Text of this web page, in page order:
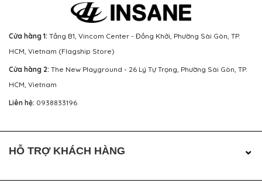
Cửa hàng 1: Tầng B1, Vincom Center - Đồng Khởi, Phường Sài Gòn, TP.
HCM, Vietnam (Flagship Store)
Cửa hàng 2: The New Playground - 26 Lý Tự Trọng, Phường Sài Gòn, TP.
HCM, Vietnam
Liên hệ: 0938833196
HỖ TRỢ KHÁCH HÀNG